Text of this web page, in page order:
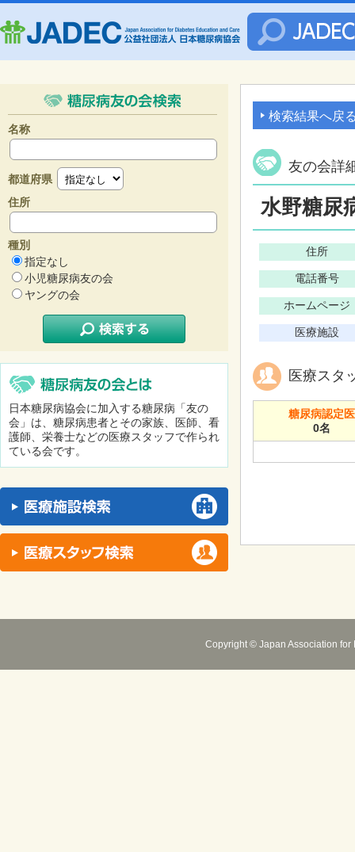
名称
都道府県
住所
種別
指定なし
小児糖尿病友の会
ヤングの会
日本糖尿病協会に加入する糖尿病「友の
会」は、糖尿病患者とその家族、医師、看
護師、栄養士などの医療スタッフで作られ
ている会です。
検索結果へ戻
友の会詳
水野糖尿
住所
電話番号
ホームページ
医療施設
医療スタ
糖尿病認定医
0名
Copyright © Japan Association